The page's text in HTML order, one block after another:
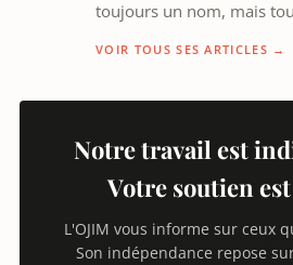
toujours un nom, mais
VOIR TOUS SES ARTICLES →
Notre travail est
Votre soutien
L'OJIM vous informe sur ceux
Son indépendance repose